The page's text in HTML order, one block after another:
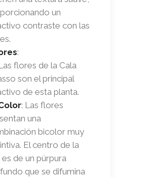
un
contraste con las
:
flores de la Cala
son el principal
de esta planta.
: Las flores
una
bicolor muy
El centro de la
de un púrpura
que se difumina